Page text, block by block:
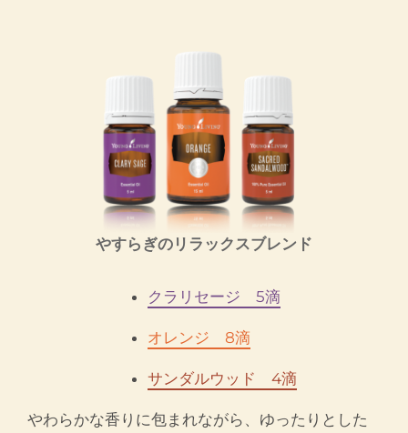
やすらぎのリラックスブレンド
クラリセージ 5滴
オレンジ 8滴
サンダルウッド 4滴
やわらかな香りに包まれながら、ゆったりとした